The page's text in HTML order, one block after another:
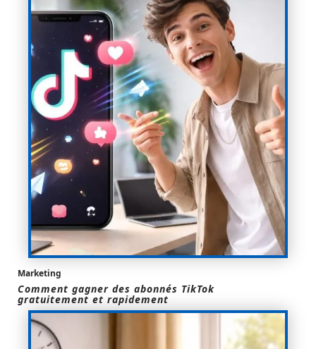
Marketing
Comment gagner des abonnés TikTok
gratuitement et rapidement